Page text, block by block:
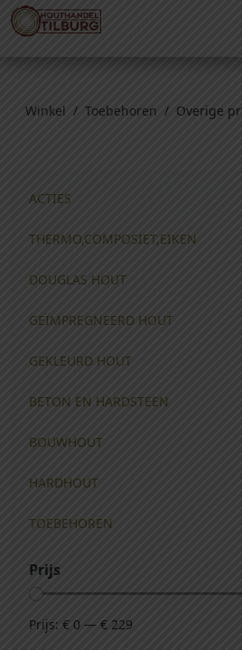
Winkel / Toebehoren / Overige
ACTIES
THERMO,COMPOSIET,EIKEN
DOUGLAS HOUT
GEÏMPREGNEERD HOUT
GEKLEURD HOUT
BETON EN HARDSTEEN
BOUWHOUT
HARDHOUT
TOEBEHOREN
Prijs
Prijs: € 0 — € 229